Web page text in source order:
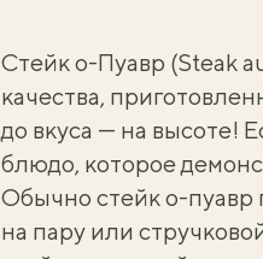
Стейк о-Пуавр (Steak
качества,
до вкуса — на высоте!
блюдо, которое
Обычно стейк о-пуавр
на пару или